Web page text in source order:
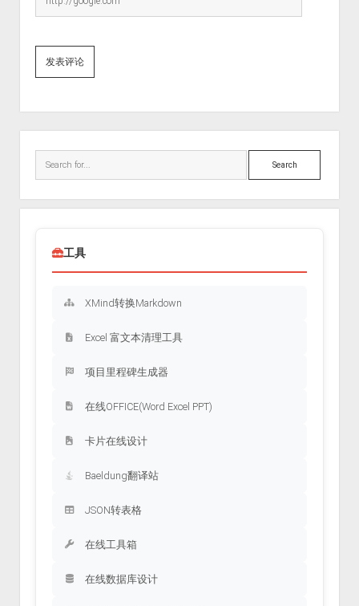
Search
工具
XMind转换Markdown
Excel 富文本清理工具
项目里程碑生成器
在线OFFICE(Word Excel PPT)
卡片在线设计
Baeldung翻译站
JSON转表格
在线工具箱
在线数据库设计